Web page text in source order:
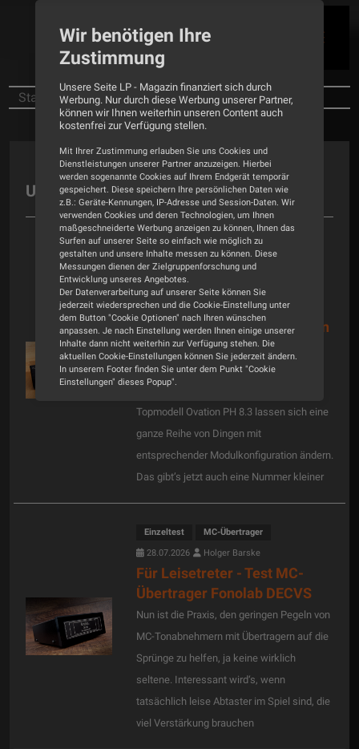
Startseite Unsere neusten Tests
Unsere neustens Tests
Einzeltest
Phonovorstufe
28.07.2026
Holger Barske
Die Flexible - Test
Phonovorstufe AVM Evolution
PH 5.3
Nun sind modulare Phonovorstufen bei
AVM ja nichts ganz Brandneues: Beim
Topmodell Ovation PH 8.3 lassen sich eine
ganze Reihe von Dingen mit
entsprechender Modulkonfiguration ändern.
Das gibt’s jetzt auch eine Nummer kleiner
Einzeltest
MC-Übertrager
28.07.2026
Holger Barske
Für Leisetreter - Test MC-
Übertrager Fonolab DECVS
Nun ist die Praxis, den geringen Pegeln von
MC-Tonabnehmern mit Übertragern auf die
Sprünge zu helfen, ja keine wirklich
seltene. Interessant wird‘s, wenn
tatsächlich leise Abtaster im Spiel sind, die
viel Verstärkung brauchen
Wir benötigen Ihre
Zustimmung
Unsere Seite LP - Magazin finanziert sich durch
Werbung. Nur durch diese Werbung unserer Partner,
können wir Ihnen weiterhin unseren Content auch
kostenfrei zur Verfügung stellen.
Mit Ihrer Zustimmung erlauben Sie uns Cookies und
Dienstleistungen unserer Partner anzuzeigen. Hierbei
werden sogenannte Cookies auf Ihrem Endgerät temporär
gespeichert. Diese speichern Ihre persönlichen Daten wie
z.B.: Geräte-Kennungen, IP-Adresse und Session-Daten. Wir
verwenden Cookies und deren Technologien, um Ihnen
maßgeschneiderte Werbung anzeigen zu können, Ihnen das
Surfen auf unserer Seite so einfach wie möglich zu
gestalten und unsere Inhalte messen zu können. Diese
Messungen dienen der Zielgruppenforschung und
Entwicklung unseres Angebotes.
Der Datenverarbeitung auf unserer Seite können Sie
jederzeit wiedersprechen und die Cookie-Einstellung unter
dem Button "Cookie Optionen" nach Ihren wünschen
anpassen. Je nach Einstellung werden Ihnen einige unserer
Inhalte dann nicht weiterhin zur Verfügung stehen. Die
aktuellen Cookie-Einstellungen können Sie jederzeit ändern.
In unserem Footer finden Sie unter dem Punkt "Cookie
Einstellungen" dieses Popup".
Alle Cookies akzeptieren
Cookie Optionen